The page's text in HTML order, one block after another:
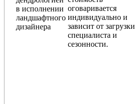
в исполнении
ландшафтного
дизайнера
оговаривается
индивидуально и
зависит от загрузки
специалиста и
сезонности.